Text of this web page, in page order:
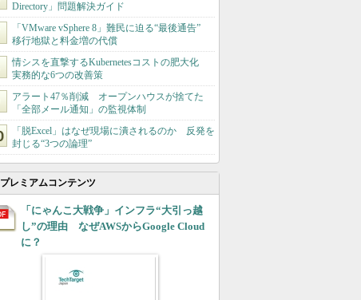
Directory」問題解決ガイド
「VMware vSphere 8」難民に迫る“最後通告”
移行地獄と料金増の代償
情シスを直撃するKubernetesコストの肥大化
実務的な6つの改善策
アラート47％削減 オープンハウスが捨てた
「全部メール通知」の監視体制
「脱Excel」はなぜ現場に潰されるのか 反発を
封じる“3つの論理”
プレミアムコンテンツ
「にゃんこ大戦争」インフラ“大引っ越
し”の理由 なぜAWSからGoogle Cloud
に？